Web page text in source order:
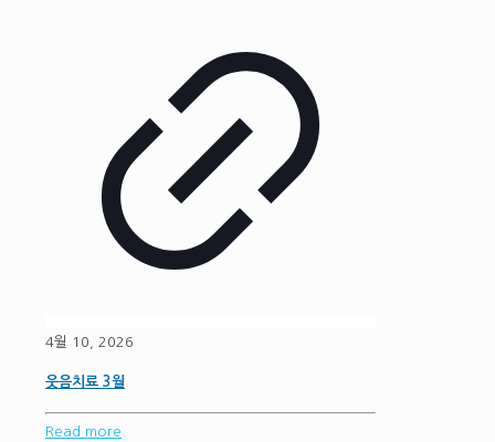
4월 10, 2026
웃음치료 3월
Read more